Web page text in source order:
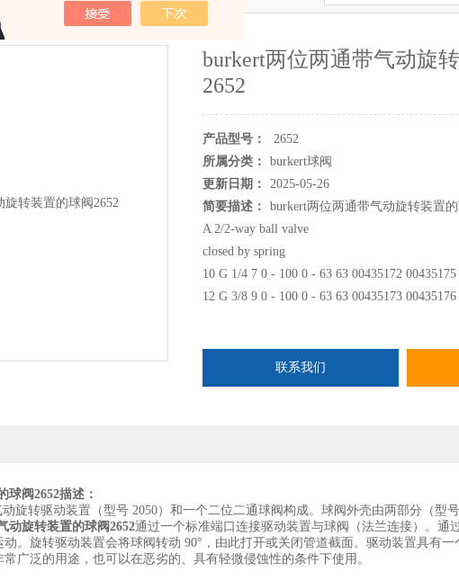
burkert两位两通带气动旋
2652
产品型号：
2652
所属分类：
burkert球阀
更新日期：
2025-05-26
简要描述：
burkert两位两通带气动旋转装置的
A 2/2-way ball valve
closed by spring
10 G 1/4 7 0 - 100 0 - 63 63 00435172
12 G 3/8 9 0 - 100 0 - 63 63 00435173
联系我们
阀2652描述：
旋转驱动装置（型号 2050）和一个二位二通球阀构成。球阀外壳由两部分（型
动旋转装置的球阀2652通过一个标准端口连接驱动装置与球阀（法兰连接）。通
。 旋转驱动装置会将球阀转动 90°，由此打开或关闭管道截面。驱动装置具有
广泛的用途，也可以在恶劣的、具有轻微侵蚀性的条件下使用。